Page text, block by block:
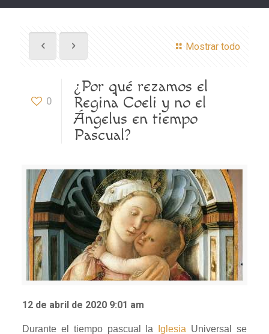
Mostrar todo
0
¿Por qué rezamos el
Regina Coeli y no el
Ángelus en tiempo
Pascual?
12 de abril de 2020 9:01 am
Durante el tiempo pascual la Iglesia Universal se